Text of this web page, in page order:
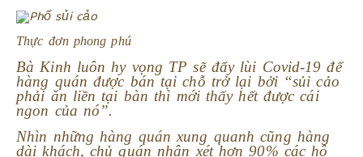
Thực đơn phong phú
Bà Kinh luôn hy vọng TP sẽ đẩy lùi Covid-19 để
hàng quán được bán tại chỗ trở lại bởi “sủi cảo
phải ăn liền tại bàn thì mới thấy hết được cái
ngon của nó”.
Nhìn những hàng quán xung quanh cũng hàng
dài khách, chủ quán nhận xét hơn 90% các hộ